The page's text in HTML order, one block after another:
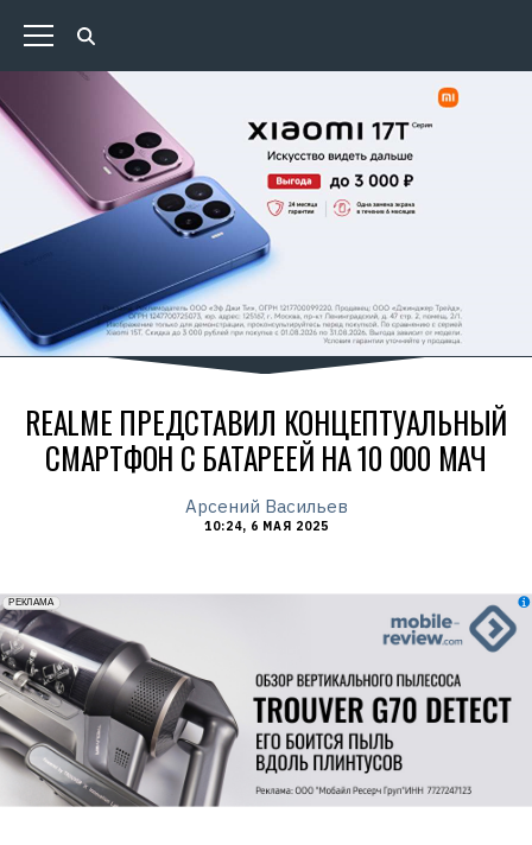
REALME ПРЕДСТАВИЛ КОНЦЕПТУАЛЬНЫЙ
СМАРТФОН С БАТАРЕЕЙ НА 10 000 МАЧ
Арсений Васильев
10:24, 6 МАЯ 2025
erid: 2VfnxxmNzs5
РЕКЛАМА